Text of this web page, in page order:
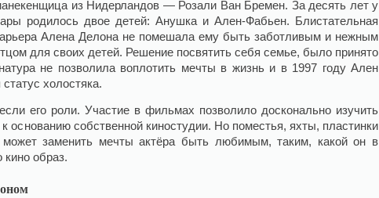
из Нидерландов — Розали Ван Бремен. За десять лет у
родилось двое детей: Анушка и Ален-Фабьен. Блистательная
Алена Делона не помешала ему быть заботливым и нежным
для своих детей. Решение посвятить себя семье, было принято
не позволила воплотить мечты в жизнь и в 1997 году Ален
холостяка.
его роли. Участие в фильмах позволило досконально изучить
основанию собственной киностудии. Но поместья, яхты, пластинки
заменить мечты актёра быть любимым, таким, какой он в
кино образ.